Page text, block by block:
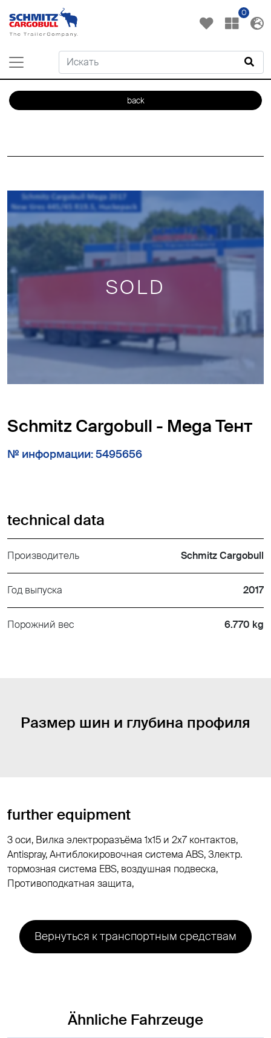
0
back
SOLD
Schmitz Cargobull - Mega Тент
№ информации: 5495656
technical data
Производитель Schmitz Cargobull
Год выпуска 2017
Порожний вес 6.770 kg
Размер шин и глубина профиля
further equipment
3 оси, Вилка электроразъёма 1х15 и 2x7 контактов,
Antispray, Антиблокировочная система ABS, Злектр.
тормозная система EBS, воздушная подвеска,
Противоподкатная защита,
Вернуться к транспортным средствам
Ähnliche Fahrzeuge